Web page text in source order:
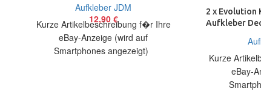
Aufkleber JDM
12,90 €
Kurze Artikelbeschreibung f�r Ihre
eBay-Anzeige (wird auf
Smartphones angezeigt)
2 x Evolution
Aufkleber
Kurze
eBay-